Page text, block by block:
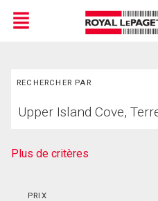
Menu
RECHERCHER PAR
votre
Plus de critères
PRIX